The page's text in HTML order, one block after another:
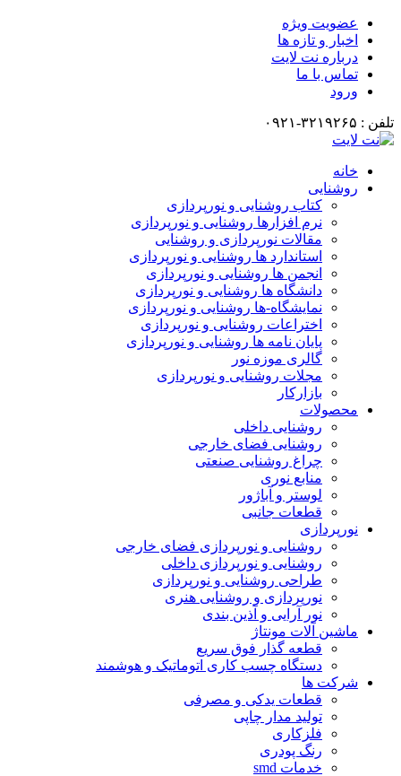
عضویت ویژه
اخبار و تازه ها
درباره نت لایت
تماس با ما
ورود
تلفن : ۳۲۱۹۲۶۵-۰۹۲۱
خانه
روشنایی
کتاب روشنایی و نورپردازی
نرم افزارها روشنایی و نورپردازی
مقالات نورپردازی و روشنایی
استاندارد ها روشنایی و نورپردازی
انجمن ها روشنایی و نورپردازی
دانشگاه ها روشنایی و نورپردازی
نمایشگاه-ها روشنایی و نورپردازی
اختراعات روشنایی و نورپردازی
پایان نامه ها روشنایی و نورپردازی
گالری موزه نور
مجلات روشنایی و نورپردازی
بازارکار
محصولات
روشنایی داخلی
روشنایی فضای خارجی
چراغ روشنایی صنعتی
منابع نوری
لوستر و آباژور
قطعات جانبی
نورپردازی
روشنایی و نورپردازی فضای خارجی
روشنایی و نورپردازی داخلی
طراحی روشنایی و نورپردازی
نورپردازی و روشنایی هنری
نور آرایی و آذین بندی
ماشین آلات مونتاژ
قطعه گذار فوق سریع
دستگاه چسب کاری اتوماتیک و هوشمند
شرکت ها
قطعات یدکی و مصرفی
تولید مدار چاپی
فلزکاری
رنگ پودری
خدمات smd